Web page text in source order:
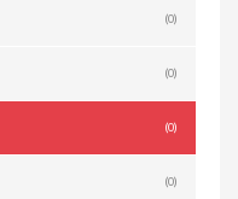
(0)
(0)
(0)
(0)